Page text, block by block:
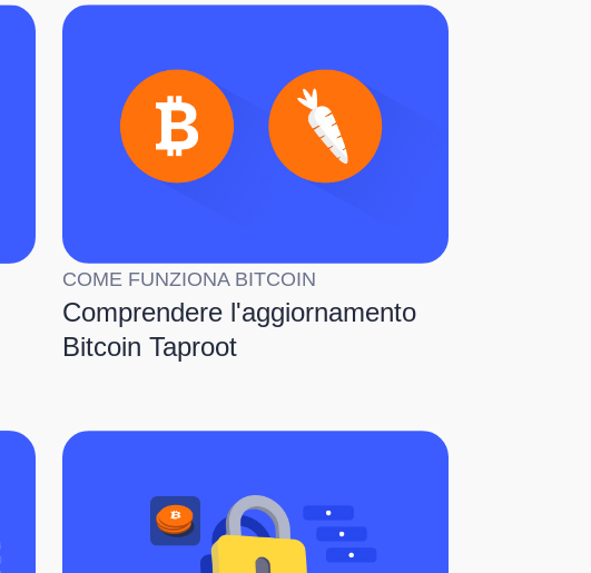
COME FUNZIONA BITCOIN
Comprendere l'aggiornamento
Bitcoin Taproot